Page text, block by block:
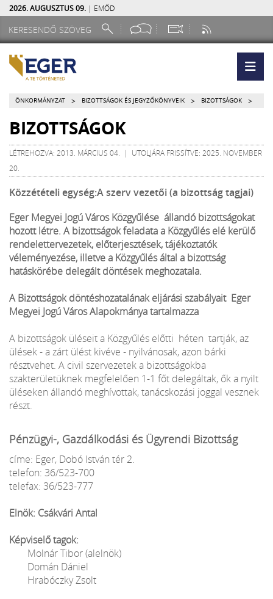
2026. AUGUSZTUS 09. | EMŐD
ÖNKORMÁNYZAT > BIZOTTSÁGOK ÉS JEGYZŐKÖNYVEIK > BIZOTTSÁGOK >
BIZOTTSÁGOK
LÉTREHOZVA: 2013. MÁRCIUS 04. | UTOLJÁRA FRISSÍTVE: 2025. NOVEMBER
20.
Közzétételi egység:A szerv vezetői (a bizottság tagjai)
Eger Megyei Jogú Város Közgyűlése állandó bizottságokat
hozott létre. A bizottságok feladata a Közgyűlés elé kerülő
rendelettervezetek, előterjesztések, tájékoztatók
véleményezése, illetve a Közgyűlés által a bizottság
hatáskörébe delegált döntések meghozatala.
A Bizottságok döntéshozatalának eljárási szabályait Eger
Megyei Jogú Város Alapokmánya tartalmazza
A bizottságok üléseit a Közgyűlés előtti héten tartják, az
ülések - a zárt ülést kivéve - nyilvánosak, azon bárki
résztvehet. A civil szervezetek a bizottságokba
szakterületüknek megfelelően 1-1 főt delegáltak, ők a nyilt
üléseken állandó meghívottak, tanácskozási joggal vesznek
részt.
Pénzügyi-, Gazdálkodási és Ügyrendi Bizottság
címe: Eger, Dobó István tér 2.
telefon: 36/523-700
telefax: 36/523-777
Elnök: Csákvári Antal
Képviselő tagok:
Molnár Tibor (alelnök)
Domán Dániel
Hrabóczky Zsolt